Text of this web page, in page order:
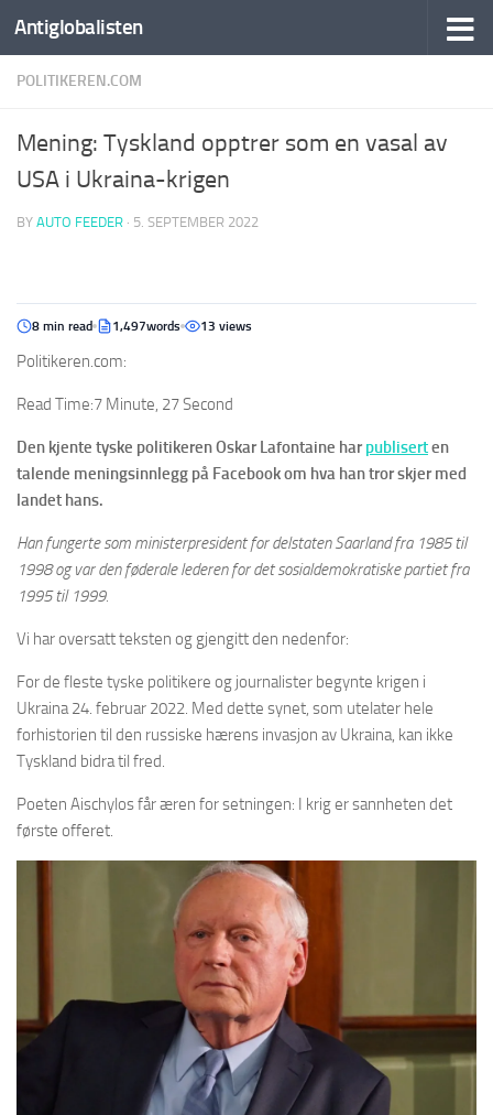
Antiglobalisten
POLITIKEREN.COM
Mening: Tyskland opptrer som en vasal av
USA i Ukraina-krigen
BY AUTO FEEDER · 5. SEPTEMBER 2022
8 min read 1,497words 13 views
Politikeren.com:
Read Time:7 Minute, 27 Second
Den kjente tyske politikeren Oskar Lafontaine harpubliserten
talende meningsinnlegg på Facebook om hva han tror skjer med
landet hans.
Han fungerte som ministerpresident for delstaten Saarland fra 1985 til
1998 og var den føderale lederen for det sosialdemokratiske partiet fra
1995 til 1999.
Vi har oversatt teksten og gjengitt den nedenfor:
For de fleste tyske politikere og journalister begynte krigen i
Ukraina 24. februar 2022. Med dette synet, som utelater hele
forhistorien til den russiske hærens invasjon av Ukraina, kan ikke
Tyskland bidra til fred.
Poeten Aischylos får æren for setningen: I krig er sannheten det
første offeret.